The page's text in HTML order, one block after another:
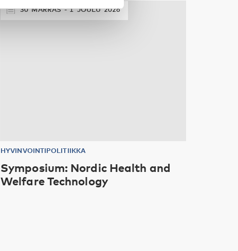
30 MARRAS 1 JOULU 2026
HYVINVOINTIPOLITIIKKA
Symposium: Nordic Health and
Welfare Technology